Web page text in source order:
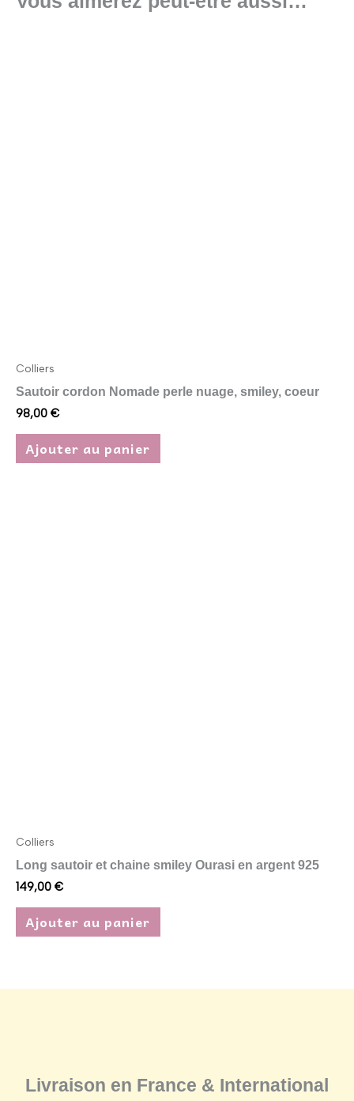
Colliers
Sautoir cordon Nomade perle nuage, smiley, coeur
98,00 €
Ajouter au panier
Colliers
Long sautoir et chaine smiley Ourasi en argent 925
149,00 €
Ajouter au panier
Livraison en France & International